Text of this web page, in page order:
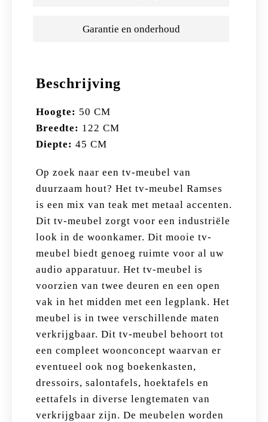
Garantie en onderhoud
Beschrijving
Hoogte: 50 CM
Breedte: 122 CM
Diepte: 45 CM
Op zoek naar een tv-meubel van
duurzaam hout? Het tv-meubel Ramses
is een mix van teak met metaal accenten.
Dit tv-meubel zorgt voor een industriële
look in de woonkamer. Dit mooie tv-
meubel biedt genoeg ruimte voor al uw
audio apparatuur. Het tv-meubel is
voorzien van twee deuren en een open
vak in het midden met een legplank. Het
meubel is in twee verschillende maten
verkrijgbaar. Dit tv-meubel behoort tot
een compleet woonconcept waarvan er
eventueel ook nog boekenkasten,
dressoirs, salontafels, hoektafels en
eettafels in diverse lengtematen van
verkrijgbaar zijn. De meubelen worden